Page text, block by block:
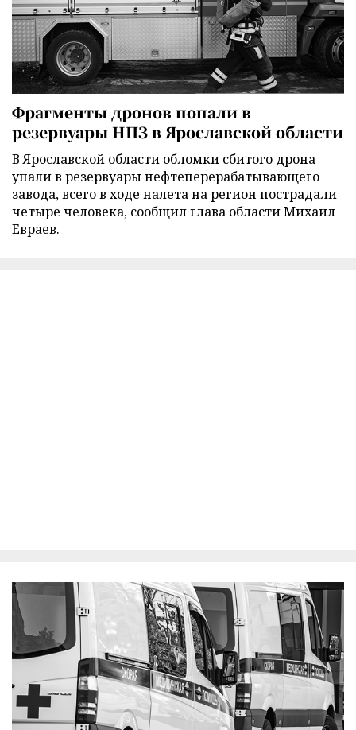
Фрагменты дронов попали в
резервуары НПЗ в Ярославской области
В Ярославской области обломки сбитого дрона
упали в резервуары нефтеперерабатывающего
завода, всего в ходе налета на регион пострадали
четыре человека, сообщил глава области Михаил
Евраев.